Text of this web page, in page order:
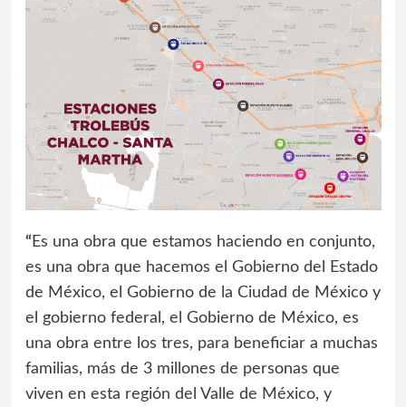
“ Es una obra que estamos haciendo en conjunto,
es una obra que hacemos el Gobierno del Estado
de México, el Gobierno de la Ciudad de México y
el gobierno federal, el Gobierno de México, es
una obra entre los tres, para beneficiar a muchas
familias, más de 3 millones de personas que
viven en esta región del Valle de México, y